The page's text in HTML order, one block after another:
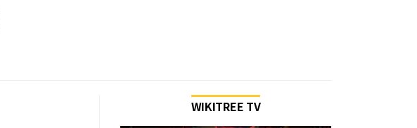
WIKITREE TV